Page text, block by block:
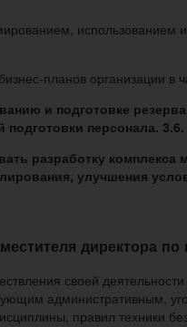
использованием
планов организации
и подготовке
персонала. 3.6.
разработку
улучшения
директора по
своей
административным,
правил техники